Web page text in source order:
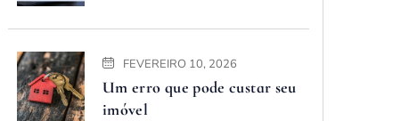
que muda
FEVEREIRO 10, 2026
Um erro que pode custar seu
imóvel